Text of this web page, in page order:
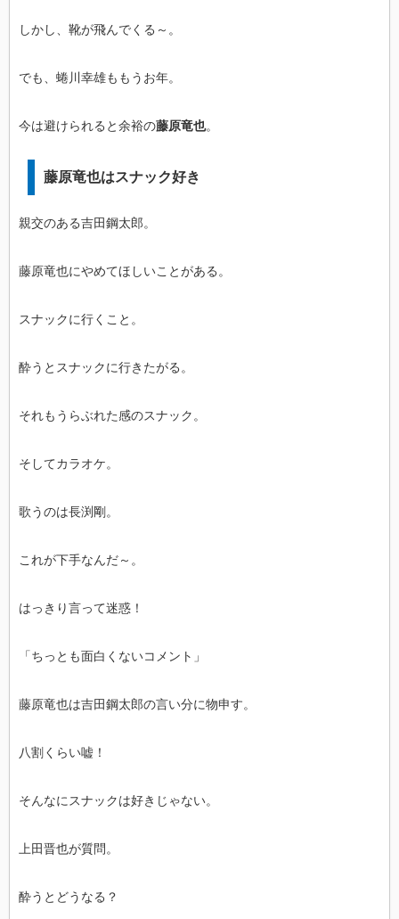
しかし、靴が飛んでくる～。
でも、蜷川幸雄ももうお年。
今は避けられると余裕の藤原竜也。
藤原竜也はスナック好き
親交のある吉田鋼太郎。
藤原竜也にやめてほしいことがある。
スナックに行くこと。
酔うとスナックに行きたがる。
それもうらぶれた感のスナック。
そしてカラオケ。
歌うのは長渕剛。
これが下手なんだ～。
はっきり言って迷惑！
「ちっとも面白くないコメント」
藤原竜也は吉田鋼太郎の言い分に物申す。
八割くらい嘘！
そんなにスナックは好きじゃない。
上田晋也が質問。
酔うとどうなる？